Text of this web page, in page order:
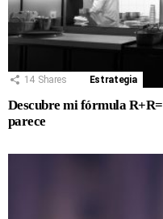
14 Shares Estrategia
Descubre mi fórmula
parece